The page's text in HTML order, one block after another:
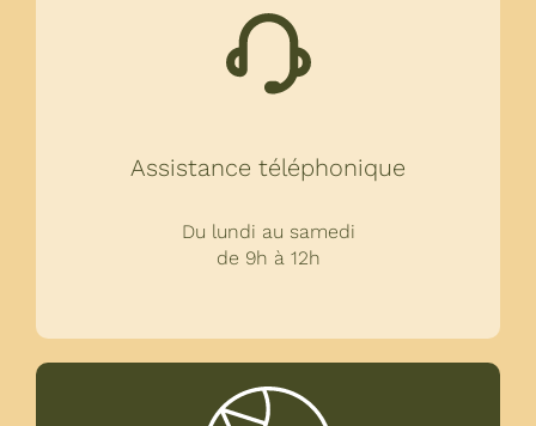
Assistance téléphonique
Du lundi au samedi
de 9h à 12h